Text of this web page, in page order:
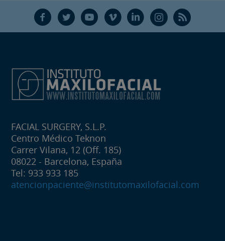
F T Y V L Ñ R
FACIAL SURGERY, S.L.P.
Centro Médico Teknon
Carrer Vilana, 12 (Off. 185)
08022 - Barcelona, España
Tel: 933 933 185
atencionpaciente@institutomaxilofacial.com